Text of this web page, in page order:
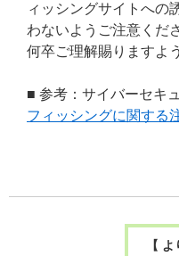
ィッシングサイトへの
わないようご注意くだ
何卒ご理解賜りますよ
■ 参考：サイバーセキ
フィッシングに関する
【